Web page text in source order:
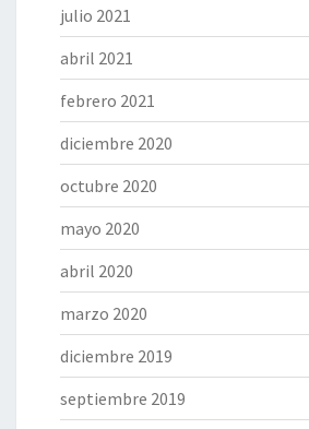
julio 2021
abril 2021
febrero 2021
diciembre 2020
octubre 2020
mayo 2020
abril 2020
marzo 2020
diciembre 2019
septiembre 2019